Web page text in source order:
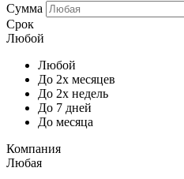
Сумма
Срок
Любой
Любой
До 2х месяцев
До 2х недель
До 7 дней
До месяца
Компания
Любая